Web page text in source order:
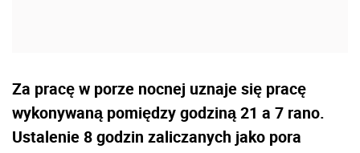
Za pracę w porze nocnej uznaje się pracę
wykonywaną pomiędzy godziną 21 a 7 rano.
Ustalenie 8 godzin zaliczanych jako pora